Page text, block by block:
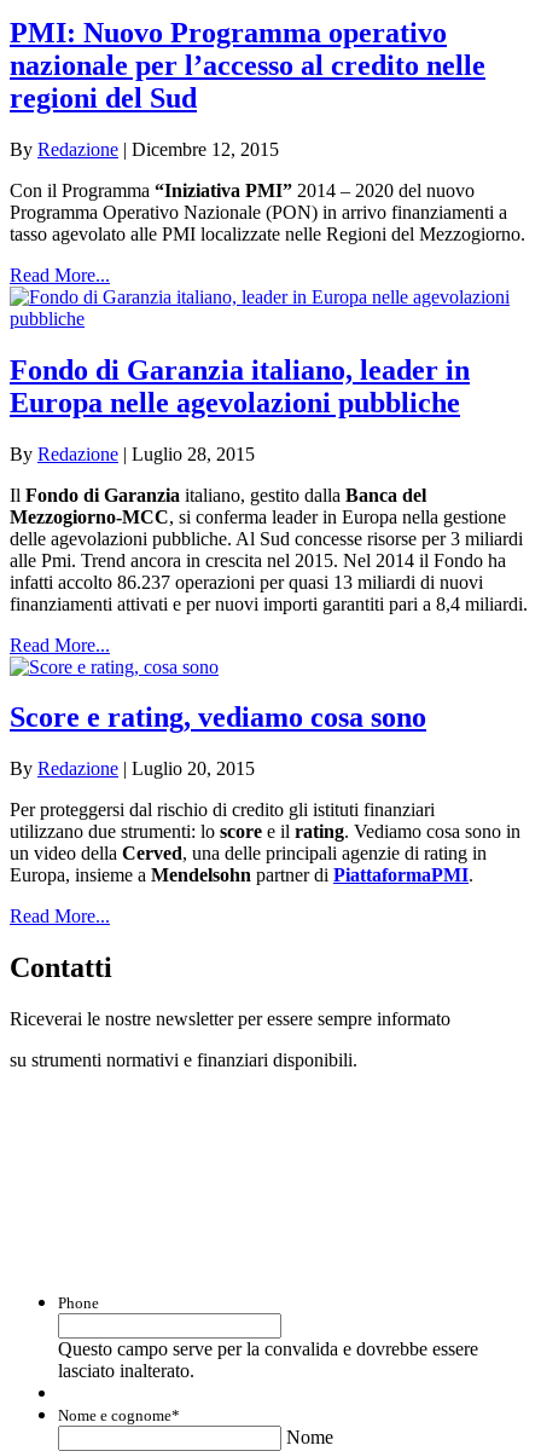
PMI: Nuovo Programma operativo
nazionale per l’accesso al credito nelle
regioni del Sud
By Redazione | Dicembre 12, 2015
Con il Programma “Iniziativa PMI” 2014 – 2020 del nuovo
Programma Operativo Nazionale (PON) in arrivo finanziamenti a
tasso agevolato alle PMI localizzate nelle Regioni del Mezzogiorno.
Read More...
Fondo di Garanzia italiano, leader in
Europa nelle agevolazioni pubbliche
By Redazione | Luglio 28, 2015
Il Fondo di Garanzia italiano, gestito dalla Banca del
Mezzogiorno-MCC, si conferma leader in Europa nella gestione
delle agevolazioni pubbliche. Al Sud concesse risorse per 3 miliardi
alle Pmi. Trend ancora in crescita nel 2015. Nel 2014 il Fondo ha
infatti accolto 86.237 operazioni per quasi 13 miliardi di nuovi
finanziamenti attivati e per nuovi importi garantiti pari a 8,4 miliardi.
Read More...
Score e rating, vediamo cosa sono
By Redazione | Luglio 20, 2015
Per proteggersi dal rischio di credito gli istituti finanziari
utilizzano due strumenti: lo score e il rating. Vediamo cosa sono in
un video della Cerved, una delle principali agenzie di rating in
Europa, insieme a Mendelsohn partner di PiattaformaPMI.
Read More...
Contatti
Riceverai le nostre newsletter per essere sempre informato
su strumenti normativi e finanziari disponibili.
Phone
Questo campo serve per la convalida e dovrebbe essere
lasciato inalterato.
Nome e cognome*
Nome